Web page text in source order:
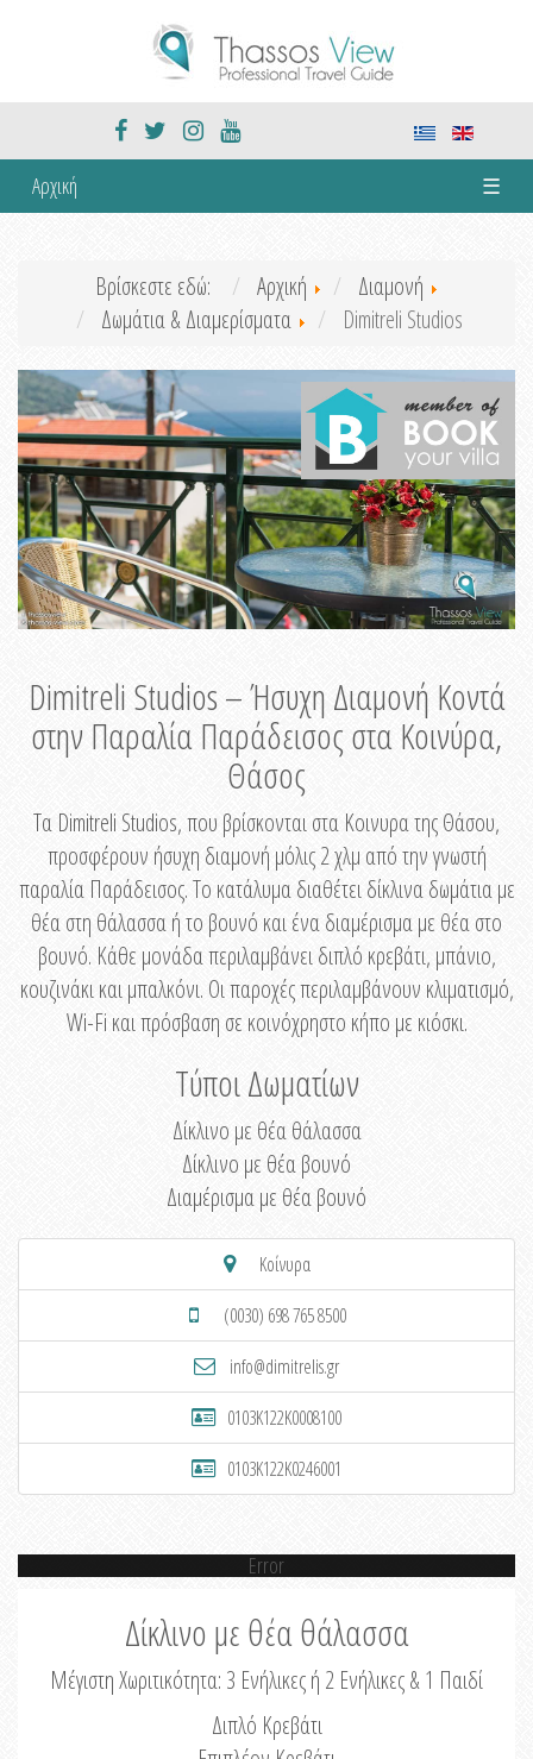
Αρχική ☰
Βρίσκεστε εδώ: Αρχική
Διαμονή
Δωμάτια & Διαμερίσματα
Dimitreli Studios
Dimitreli Studios – Ήσυχη Διαμονή Κοντά
στην Παραλία Παράδεισος στα Κοινύρα,
Θάσος
Τα Dimitreli Studios, που βρίσκονται στα Κοινυρα της Θάσου,
προσφέρουν ήσυχη διαμονή μόλις 2 χλμ από την γνωστή
παραλία Παράδεισος. Το κατάλυμα διαθέτει δίκλινα δωμάτια με
θέα στη θάλασσα ή το βουνό και ένα διαμέρισμα με θέα στο
βουνό. Κάθε μονάδα περιλαμβάνει διπλό κρεβάτι, μπάνιο,
κουζινάκι και μπαλκόνι. Οι παροχές περιλαμβάνουν κλιματισμό,
Wi-Fi και πρόσβαση σε κοινόχρηστο κήπο με κιόσκι.
Τύποι Δωματίων
Δίκλινο με θέα θάλασσα
Δίκλινο με θέα βουνό
Διαμέρισμα με θέα βουνό
Κοίνυρα
(0030) 698 765 8500
info@dimitrelis.gr
0103K122K0008100
0103K122K0246001
Error
Δίκλινο με θέα θάλασσα
Μέγιστη Χωριτικότητα: 3 Ενήλικες ή 2 Ενήλικες & 1 Παιδί
Διπλό Κρεβάτι